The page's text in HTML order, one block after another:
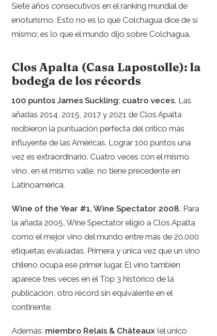
Siete años consecutivos en el ranking mundial de
enoturismo. Esto no es lo que Colchagua dice de sí
mismo: es lo que el mundo dijo sobre Colchagua.
Clos Apalta (Casa Lapostolle): la
bodega de los récords
100 puntos James Suckling: cuatro veces. Las
añadas 2014, 2015, 2017 y 2021 de Clos Apalta
recibieron la puntuación perfecta del crítico más
influyente de las Américas. Lograr 100 puntos una
vez es extraordinario. Cuatro veces con el mismo
vino, en el mismo valle, no tiene precedente en
Latinoamérica.
Wine of the Year #1, Wine Spectator 2008. Para
la añada 2005, Wine Spectator eligió a Clos Apalta
como el mejor vino del mundo entre más de 20.000
etiquetas evaluadas. Primera y única vez que un vino
chileno ocupa ese primer lugar. El vino también
aparece tres veces en el Top 3 histórico de la
publicación, otro récord sin equivalente en el
continente.
Además: miembro Relais & Châteaux (el único